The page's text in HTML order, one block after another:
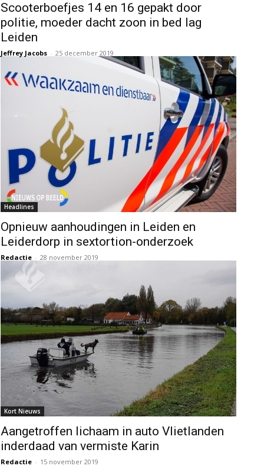
Scooterboefjes 14 en 16 gepakt door
politie, moeder dacht zoon in bed lag
Leiden
Jeffrey Jacobs - 25 december 2019
Headlines
Opnieuw aanhoudingen in Leiden en
Leiderdorp in sextortion-onderzoek
Redactie - 28 november 2019
Kort Nieuws
Aangetroffen lichaam in auto Vlietlanden
inderdaad van vermiste Karin
Redactie - 15 november 2019